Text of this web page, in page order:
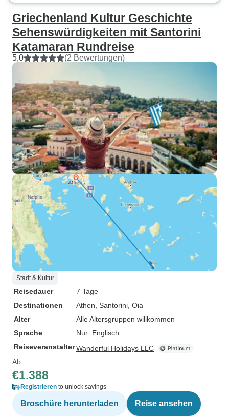
Griechenland Kultur Geschichte
Sehenswürdigkeiten mit Santorini
Katamaran Rundreise
5,0 (2 Bewertungen)
Stadt & Kultur
Reisedauer
7 Tage
Destinationen
Athen , Santorini , Oia
Alter
Alle Altersgruppen willkommen
Sprache
Nur: Englisch
ReiseveranstalterWanderful Holidays LLC
Ab
€1.388
Registrieren to unlock savings
Broschüre herunterladen Reise ansehen